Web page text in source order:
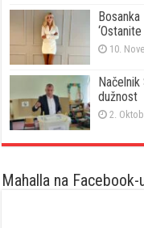
10.
Načelnik
dužnost
2.
Mahalla na Facebook-